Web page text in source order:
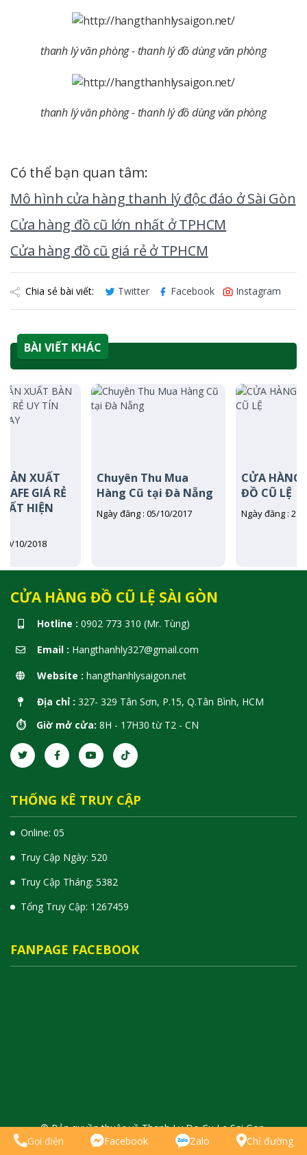
thanh lý văn phòng - thanh lý đồ dùng văn phòng
thanh lý văn phòng - thanh lý đồ dùng văn phòng
Có thể bạn quan tâm:
Mô hình cửa hàng thanh lý độc đáo ở Sài Gòn
Cửa hàng đồ cũ lớn nhất ở TPHCM
Cửa hàng đồ cũ giá rẻ ở TPHCM
Chia sẻ bài viết: Twitter Facebook Instagram
BÀI VIẾT KHÁC
Chuyên Thu Mua
Hàng Cũ tại Đà Nẵng
Ngày đăng : 05/10/2017
CỬA HÀNG MUA BÁN
ĐỒ CŨ LỆ
Ngày đăng : 21/04/2017
CỬA HÀNG ĐỒ CŨ LỆ SÀI GÒN
Hotline : 0902 773 310 (Mr. Tùng)
Email : Hangthanhly327@gmail.com
Website : hangthanhlysaigon.net
Địa chỉ : 327- 329 Tân Sơn, P.15, Q.Tân Bình, HCM
⏱️ Giờ mở cửa: 8H - 17H30 từ T2 - CN
THỐNG KÊ TRUY CẬP
Online: 05
Truy Cập Ngày: 520
Truy Cập Tháng: 5382
Tổng Truy Cập: 1 267459
FANPAGE FACEBOOK
© Bản quyền thuộc về Thanh Ly Do Cu Le Sai Gon.
Cung cấp bởi
WebSieuToc.Vn
Gọi điện Facebook Zalo Chỉ đường